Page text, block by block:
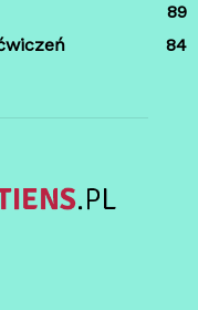
89
84